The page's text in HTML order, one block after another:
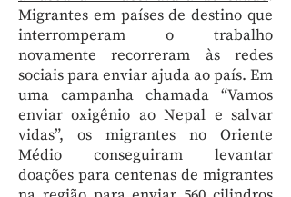
Migrantes em países de destino que
interromperam o trabalho
novamente recorreram às redes
sociais para enviar ajuda ao país. Em
uma campanha chamada “Vamos
enviar oxigênio ao Nepal e salvar
vidas”, os migrantes no Oriente
Médio conseguiram levantar
doações para centenas de migrantes